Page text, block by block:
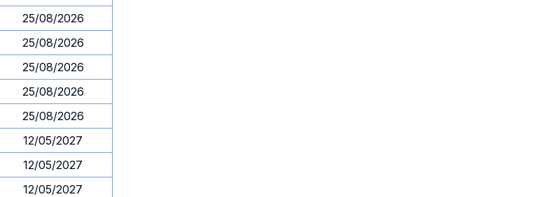
25/08/2026
25/08/2026
25/08/2026
25/08/2026
25/08/2026
12/05/2027
12/05/2027
12/05/2027